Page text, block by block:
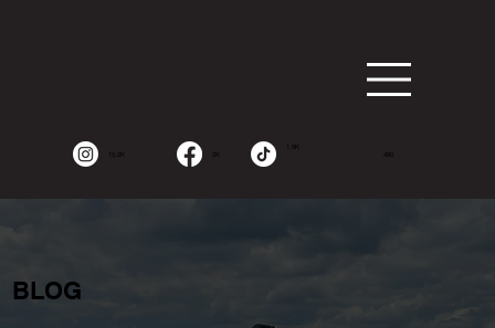
15.2K 2K
1.9K
490
BLOG